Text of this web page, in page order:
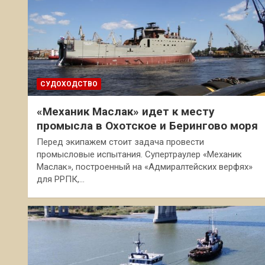
СУДОХОДСТВО
«Механик Маслак» идет к месту
промысла в Охотское и Берингово моря
Перед экипажем стоит задача провести
промысловые испытания. Супертраулер «Механик
Маслак», построенный на «Адмиралтейских верфях»
для РРПК,…